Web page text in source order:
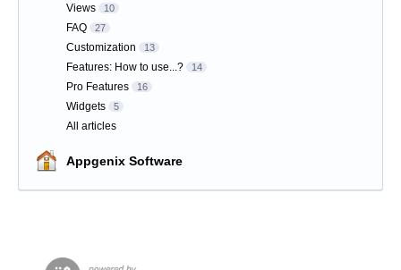
Views 10
FAQ 27
Customization 13
Features: How to use...? 14
Pro Features 16
Widgets 5
All articles
Appgenix Software